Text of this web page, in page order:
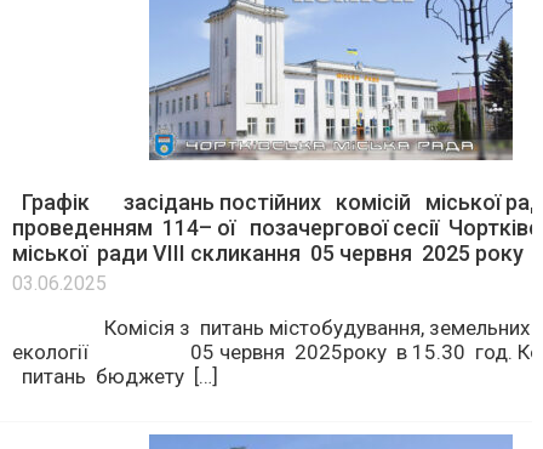
Графік засідань постійних комісій міської
проведенням 114– ої позачергової сесії
міської ради VІІІ скликання 05 червня 2025 року
03.06.2025
Комісія з питань містобудування, земельних
екології 05 червня 2025року в 15.30 год.
питань бюджету […]